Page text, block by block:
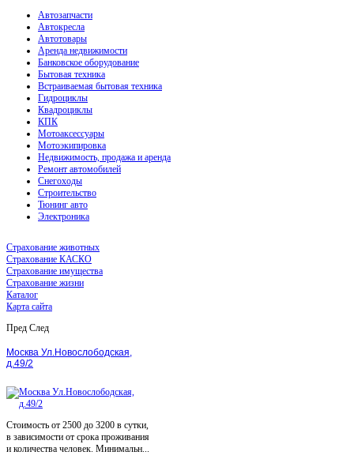
Автозапчасти
Автокресла
Автотовары
Аренда недвижимости
Банковское оборудование
Бытовая техника
Встраиваемая бытовая техника
Гидроциклы
Квадроциклы
КПК
Мотоаксессуары
Мотоэкипировка
Недвижимость, продажа и аренда
Ремонт автомобилей
Снегоходы
Строительство
Тюнинг авто
Электроника
Страхование животных
Страхование КАСКО
Страхование имущества
Страхование жизни
Каталог
Карта сайта
Пред След
Москва Ул.Новослободская,
д.49/2
Стоимость от 2500 до 3200 в сутки,
в зависимости от срока проживания
и количества человек. Минимальн...